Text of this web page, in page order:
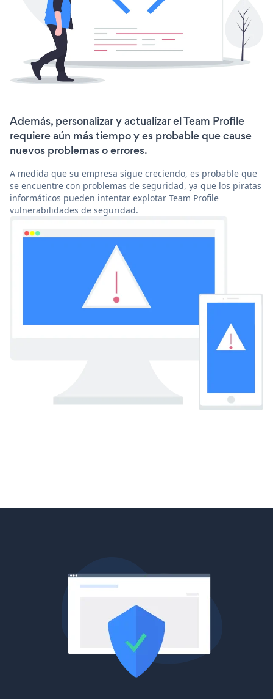
Además, personalizar y actualizar el Team Profile
requiere aún más tiempo y es probable que cause
nuevos problemas o errores.
A medida que su empresa sigue creciendo, es probable que
se encuentre con problemas de seguridad, ya que los piratas
informáticos pueden intentar explotar Team Profile
vulnerabilidades de seguridad.